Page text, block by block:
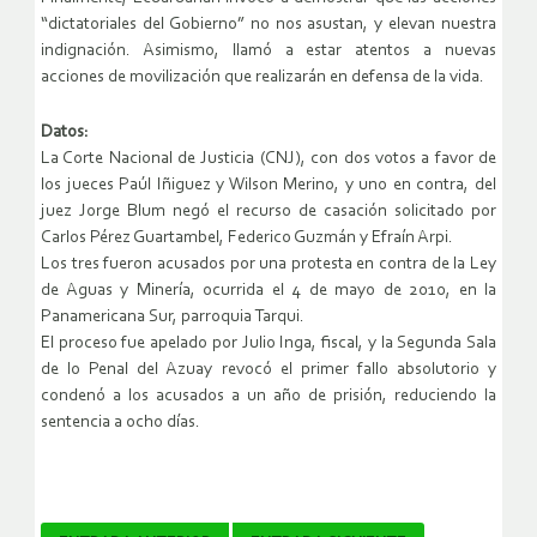
“dictatoriales del Gobierno” no nos asustan, y elevan nuestra
indignación. Asimismo, llamó a estar atentos a nuevas
acciones de movilización que realizarán en defensa de la vida.
Datos:
La Corte Nacional de Justicia (CNJ), con dos votos a favor de
los jueces Paúl Iñiguez y Wilson Merino, y uno en contra, del
juez Jorge Blum negó el recurso de casación solicitado por
Carlos Pérez Guartambel, Federico Guzmán y Efraín Arpi.
Los tres fueron acusados por una protesta en contra de la Ley
de Aguas y Minería, ocurrida el 4 de mayo de 2010, en la
Panamericana Sur, parroquia Tarqui.
El proceso fue apelado por Julio Inga, fiscal, y la Segunda Sala
de lo Penal del Azuay revocó el primer fallo absolutorio y
condenó a los acusados a un año de prisión, reduciendo la
sentencia a ocho días.